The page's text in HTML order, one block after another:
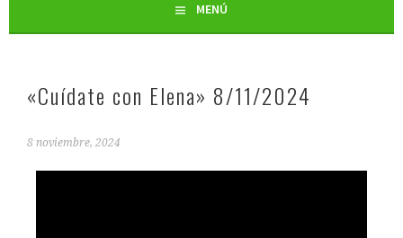
MENÚ
«Cuídate con Elena» 8/11/2024
8 noviembre, 2024